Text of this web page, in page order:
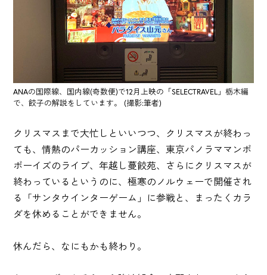
ANAの国際線、国内線(奇数便)で12月上映の「SELECTRAVEL」栃木編
で、餃子の解説をしています。 (撮影:筆者)
クリスマスまで大忙しといいつつ、クリスマスが終わっ
ても、情熱のパーカッション講座、東京パノラママンボ
ボーイズのライブ、年越し蔓餃苑、さらにクリスマスが
終わっているというのに、極寒のノルウェーで開催され
る「サンタウインターゲーム」に参戦と、まったくカラ
ダを休めることができません。
休んだら、なにもかも終わり。